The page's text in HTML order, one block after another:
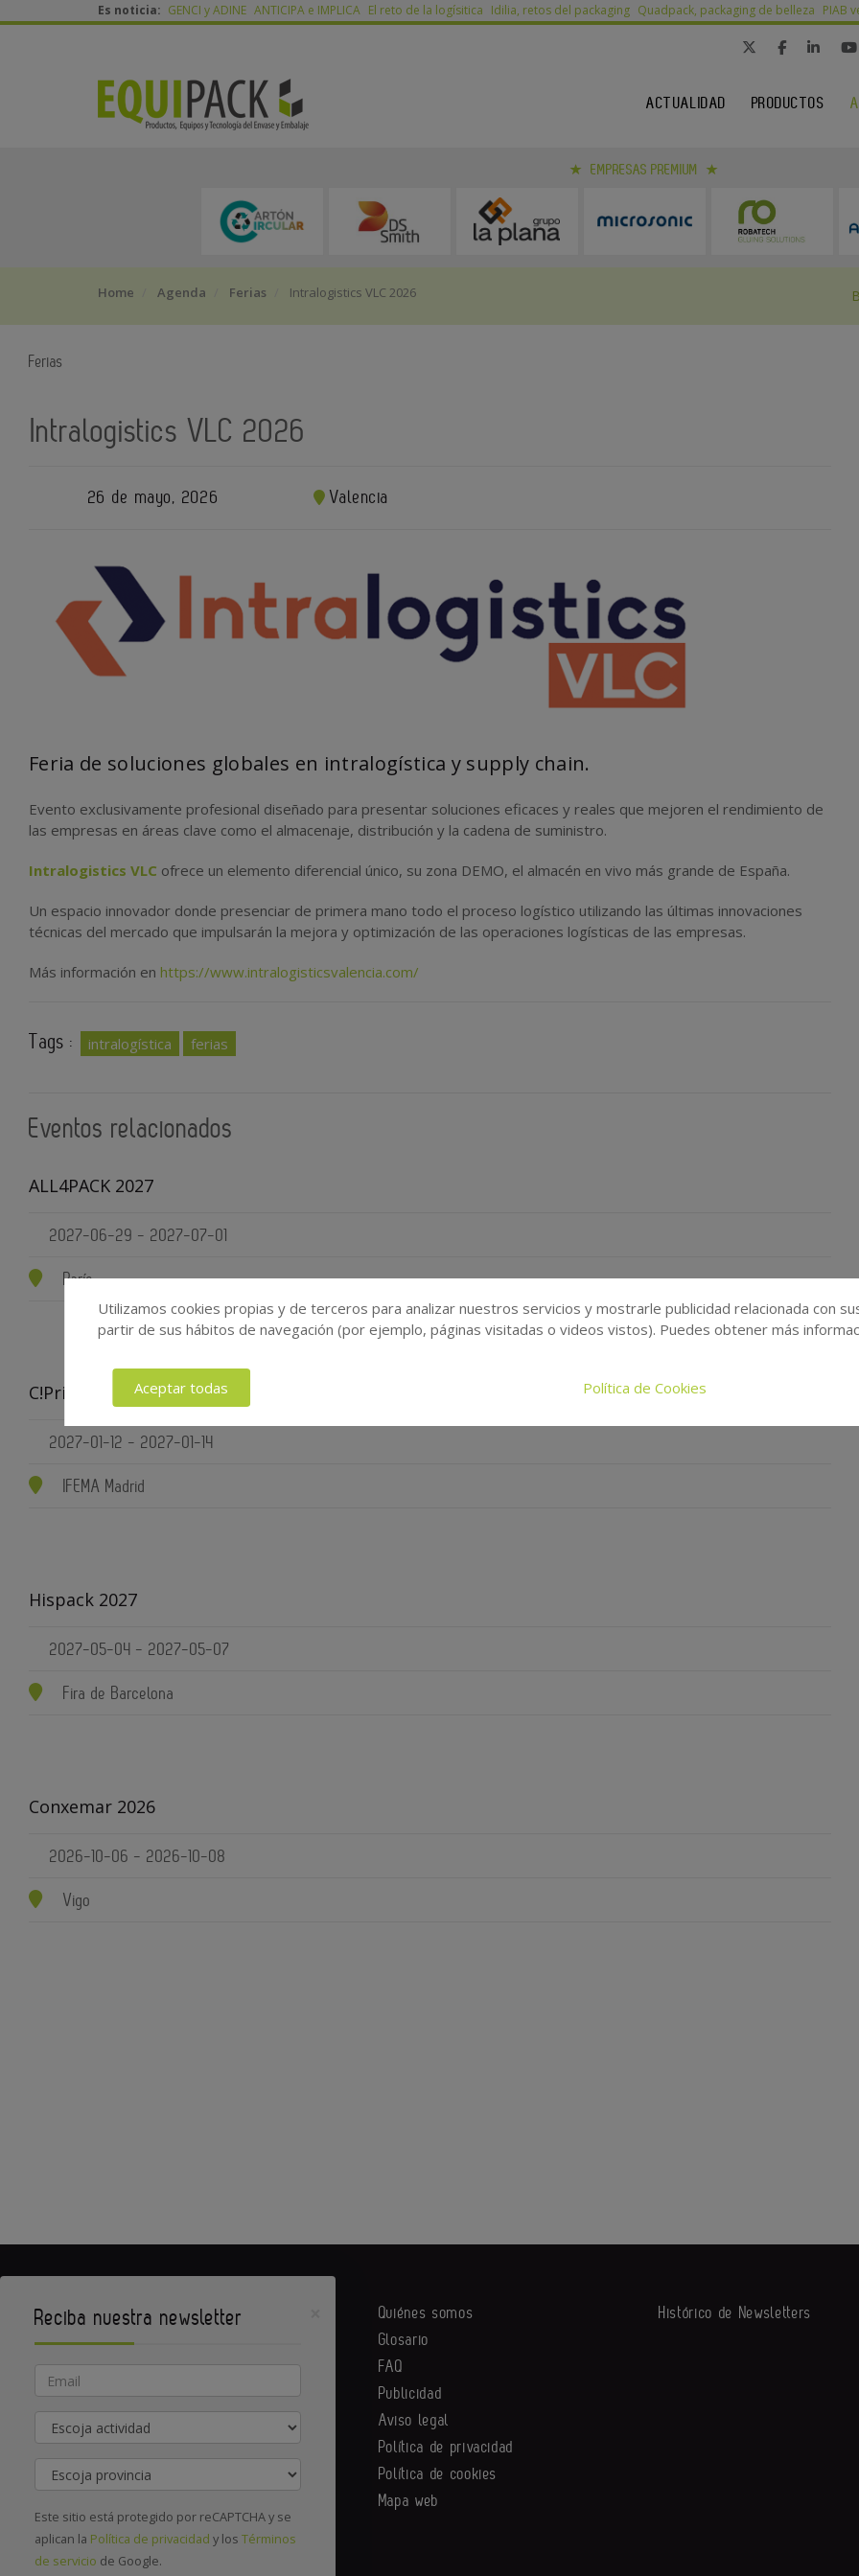
Es noticia: GENCI y ADINE ANTICIPA e IMPLICA El reto de la logísitica Idilia, retos del packaging Quadpack, packaging de belleza PIAB
ACTUALIDAD PRODUCTOS
EMPRESAS PREMIUM
Home Agenda Ferias Intralogistics VLC 2026
Ferias
Intralogistics VLC 2026
26 de mayo, 2026 Valencia
Feria de soluciones globales en intralogística y supply chain.
Evento exclusivamente profesional diseñado para presentar soluciones eficaces y reales que mejoren el rendimiento de
las empresas en áreas clave como el almacenaje, distribución y la cadena de suministro.
Intralogistics VLC ofrece un elemento diferencial único, su zona DEMO, el almacén en vivo más grande de España.
Un espacio innovador donde presenciar de primera mano todo el proceso logístico utilizando las últimas innovaciones
técnicas del mercado que impulsarán la mejora y optimización de las operaciones logísticas de las empresas.
Más información en https://www.intralogisticsvalencia.com/
Tags : intralogística ferias
Eventos relacionados
ALL4PACK 2027
2027-06-29 - 2027-07-01
París
C!Print Madrid 2026
2027-01-12 - 2027-01-14
IFEMA Madrid
Hispack 2027
2027-05-04 - 2027-05-07
Fira de Barcelona
Conxemar 2026
2026-10-06 - 2026-10-08
Vigo
Contacte con nosotros
Quiénes somos
Glosario
FAQ
Publicidad
Aviso legal
Política de privacidad
Política de cookies
Mapa web
Histórico de Newsletters
Utilizamos cookies propias y de terceros para analizar nuestros servicios y mostrarle publicidad relacionada con
partir de sus hábitos de navegación (por ejemplo, páginas visitadas o videos vistos). Puedes obtener más
Aceptar todas Política de Cookies
Reciba nuestra newsletter
Email
Actividad
Provincia
Este sitio está protegido por reCAPTCHA y se
aplican la Política de privacidad y los Términos
de servicio de Google.